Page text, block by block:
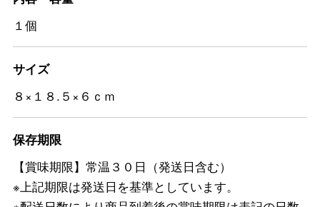
１個
サイズ
８×１８.５×６ｃｍ
保存期限
【賞味期限】常温３０日（発送日含む）
※上記期限は発送日を基準としています。